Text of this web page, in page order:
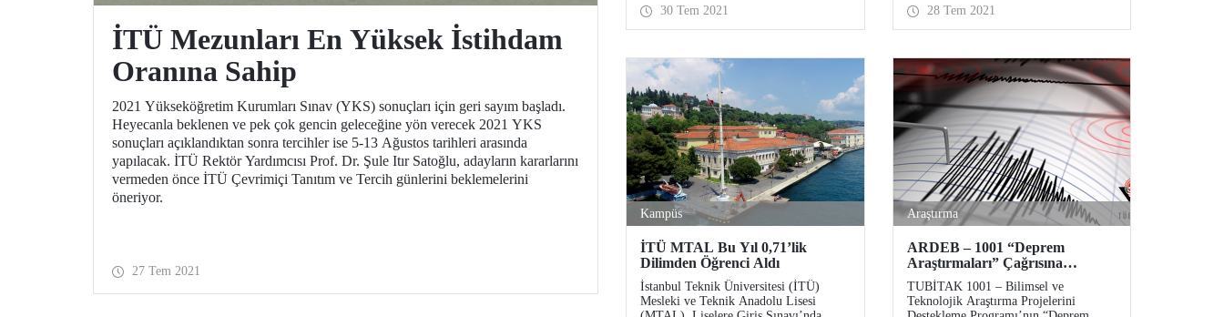
İTÜ Mezunları En Yüksek İstihdam
Oranına Sahip
2021 Yükseköğretim Kurumları Sınav (YKS) sonuçları için geri sayım başladı.
Heyecanla beklenen ve pek çok gencin geleceğine yön verecek 2021 YKS
sonuçları açıklandıktan sonra tercihler ise 5-13 Ağustos tarihleri arasında
yapılacak. İTÜ Rektör Yardımcısı Prof. Dr. Şule Itır Satoğlu, adayların kararlarını
vermeden önce İTÜ Çevrimiçi Tanıtım ve Tercih günlerini beklemelerini
öneriyor.
27 Tem 2021
30 Tem 2021
akademisyenleri ve araştırmacılarının
çevrimiçi katılım gösterdiği toplantıda
karşılaşılan zorlukların çözümlerine dair
geliştirilen stratejiler için EELISA
faaliyetleri portföyü oluşturma kararı
alındı.
28 Tem 2021
Kampüs
İTÜ MTAL Bu Yıl 0,71’lik
Dilimden Öğrenci Aldı
İstanbul Teknik Üniversitesi (İTÜ)
Mesleki ve Teknik Anadolu Lisesi
Araştırma
ARDEB – 1001 “Deprem
Araştırmaları” Çağrısına
Sunulan Projelerin Bilimsel
Değerlendirme Sonuçları
Açıklandı
TUBİTAK 1001 – Bilimsel ve
Teknolojik Araştırma Projelerini